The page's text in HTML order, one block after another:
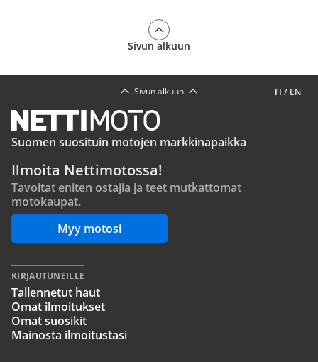
Sivun alkuun
FI / EN
Sivun alkuun
Suomen suosituin motojen markkinapaikka
Ilmoita Nettimotossa!
Tavoitat eniten ostajia ja teet mutkattomat
motokaupat.
Myy motosi
KIRJAUTUNEILLE
Tallennetut haut
Omat ilmoitukset
Omat suosikit
Mainosta ilmoitustasi